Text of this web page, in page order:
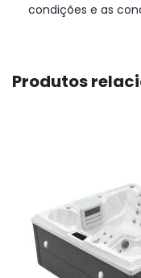
condições e as
Produtos